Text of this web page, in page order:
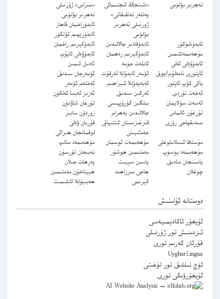
تەھرىر بۆلۈمى
«شىنجاڭ ئىجتىمائى
پەنلەر تەتقىقاتى»
ژورنىلى تەھرىر
بۆلۈمى
«مىراس» ژۇرنىلى
تەھرىر بۆلۈمى
ئابدۇراخمان قاھار
ئابدۇرېھىم ئۆتكۈر
ئابدۇشۈكۈر
مۇھەممەتئىمىن
ئابدۇقادىر جالالىدىن
ئابدۇكېرىم راخمان
ئابدۇكېرىم رەھمان
ئابدۇۋەلى ئايۇپ
ئابدۇۋەلى ئەلى
ئابلەت جۈمە
ئادىل ئىمىن
ئاپتورى نامەلۇم/يوق
ياكى كۆپ ئاپتور
ئۆمەر ئابدۇللا ئەرقۇت
ئۆمەرجان سىدىق
ئەبەيدۇللا ئىبراھىم
ئەختەم ئۆمەر
ئەخەت تۇردى
ئەركىن سىدىق
ئەزىز ئەيسا ئەلكۈن
ئەسەت سۇلايمان
بىلگىن گۇرۇپپىسى
تۇرغان شاۋدۇن
تۇرغۇن ئالماس
جالالىدىن بەھرام
زوردۇن سابىر
سىدىقھاجى رۇزى
قىرغىزىستان ئىتتىپاق
جەمئىيىتى
قۇربان ۋەلى
لوقمانجان ھىرائى
مۇستافا ئىسلامئوغلى
مۇھەممەت ئوسمان
مۇھەممەد سالىھ
مۇھەممەد يۈسۈپ
مەمتىمىن ھوشۇر
نەبىجان تۇرسۇن
ياسىنجان سادىق
چوغلان
ياسىن سېيىت
پەرھات جىلان
ھاجى مىرزاھىد
كېرىمى
ھېيتاخۇن مەمتىمىن
ھەبىبۇللا ئابلىمىت
دوستانە ئۇلىنىش
ئۇيغۇر ئاكادېمىيەسى
ئىزدىنىش تور ژۇرنىلى
قۇرئان كەرىم تورى
UyghurLingua
ئۈچ تىللىق تور لۇغىتى
ئۇيغۇرۋىكى تورى